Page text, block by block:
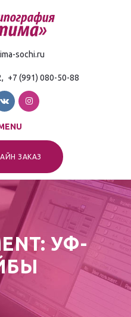
sochi.ru
+7 (991) 080-50-88
ЗАКАЗ
УФ-
в Сочи